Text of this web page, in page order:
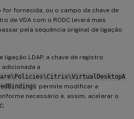
for fornecida, ou o campo da chave de
de VDA com o RODC levará mais
pela sequência original de ligação
ligação LDAP, a chave de registro
adicionada a
permite modificar a
necessário e, assim, acelerar o